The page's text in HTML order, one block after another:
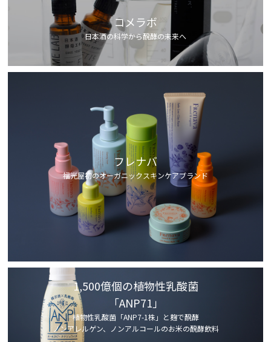
コメラボ
日本酒の科学から醗酵の未来へ
フレナバ
福光屋初のオーガニックスキンケアブランド
1,500億個の植物性乳酸菌
「ANP71」
植物性乳酸菌「ANP7-1株」と麹で醗酵
ノンアレルゲン、ノンアルコールのお米の醗酵飲料